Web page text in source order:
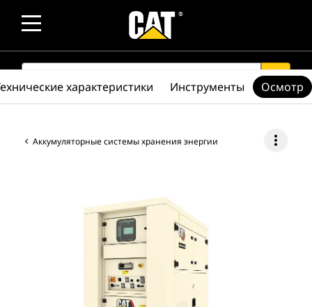
SEARCH search
Аккумуляторные системы хранения энергии more_vert
характеристики Инструменты Осмотр